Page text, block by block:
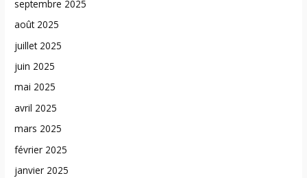
septembre 2025
août 2025
juillet 2025
juin 2025
mai 2025
avril 2025
mars 2025
février 2025
janvier 2025